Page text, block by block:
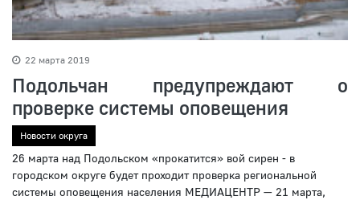
22 марта 2019
Подольчан предупреждают о
проверке системы оповещения
Новости округа
26 марта над Подольском «прокатится» вой сирен - в
городском округе будет проходит проверка региональной
системы оповещения населения МЕДИАЦЕНТР — 21 марта,